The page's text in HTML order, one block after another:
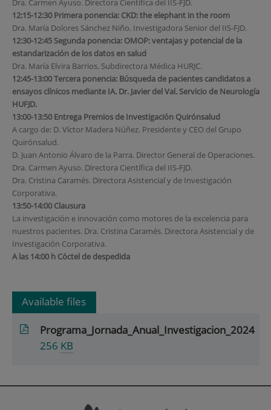
Dra. Carmen Ayuso. Directora Científica del IIS-FJD.
12:15-12:30 Primera ponencia: CKD: the elephant in the room
Dra. María Dolores Sánchez Niño. Investigadora Senior del IIS-FJD.
12:30-12:45 Segunda ponencia: OMOP: ventajas y potencial de la
estandarización de los datos en salud
Dra. María Elvira Barrios. Subdirectora Médica HURJC.
12:45-13:00 Tercera ponencia: Búsqueda de pacientes candidatos a
ensayos clínicos mediante IA. Dr. Javier del Val. Servicio de Neurología
HUFJD.
13:00-13:50 Entrega Premios de Investigación Quirónsalud
A cargo de: D. Víctor Madera Núñez. Presidente y CEO del Grupo
Quirónsalud.
D. Juan Antonio Álvaro de la Parra. Director General de Operaciones.
Dra. Carmen Ayuso. Directora Científica del IIS-FJD.
Dra. Cristina Caramés. Directora Asistencial y de Investigación
Corporativa.
13:50-14:00 Clausura
La investigación e innovación como motores de la excelencia para
nuestros pacientes. Dra. Cristina Caramés. Directora Asistencial y de
Investigación Corporativa.
A las 14:00 h Cóctel de despedida
Available files
Programa_Jornada_Anual_Investigacion_2024
256 KB